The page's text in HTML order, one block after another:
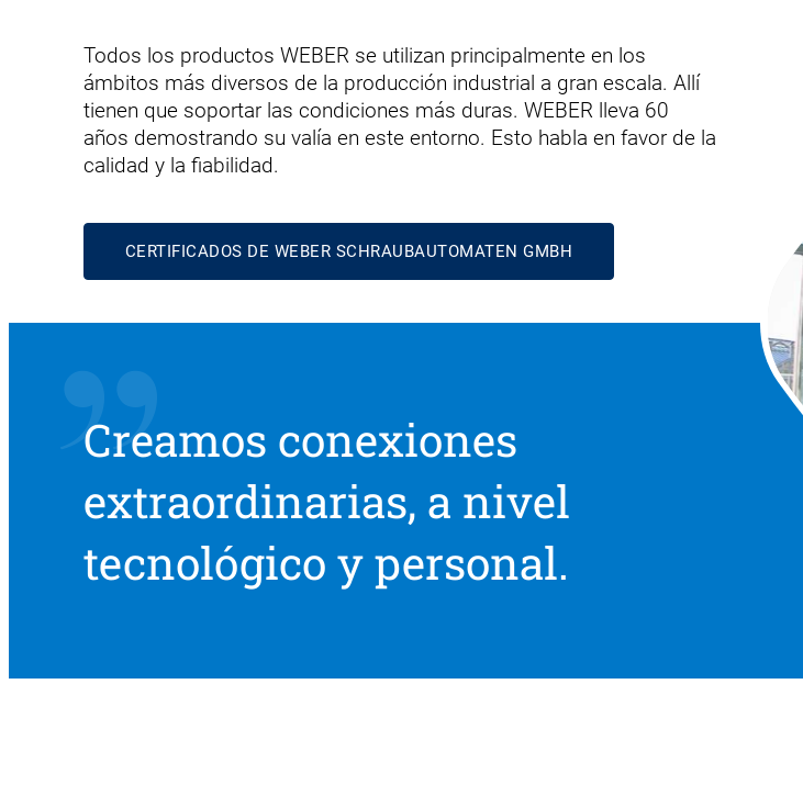
Todos los productos WEBER se utilizan principalmente en los
ámbitos más diversos de la producción industrial a gran escala. Allí
tienen que soportar las condiciones más duras. WEBER lleva 60
años demostrando su valía en este entorno. Esto habla en favor de la
calidad y la fiabilidad.
CERTIFICADOS DE WEBER SCHRAUBAUTOMATEN GMBH
Creamos conexiones
extraordinarias, a nivel
tecnológico y personal.